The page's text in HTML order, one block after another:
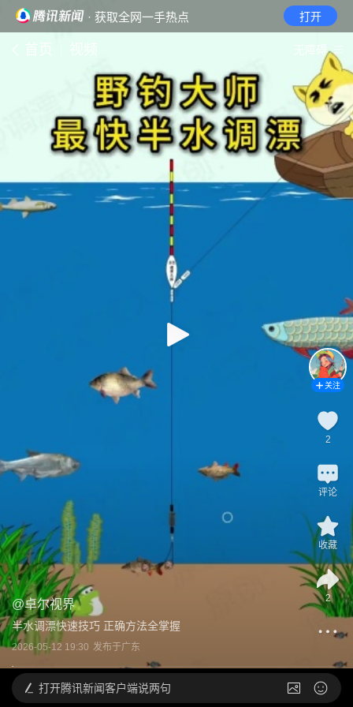
· 获取全网一手热点 打开
首页 视频 无障碍
@卓尔视界
半水调漂快速技巧 正确方法全掌握
2026-05-12 19:30 发布于广东
关注
2
评论
收藏
2
打开腾讯新闻客户端说两句